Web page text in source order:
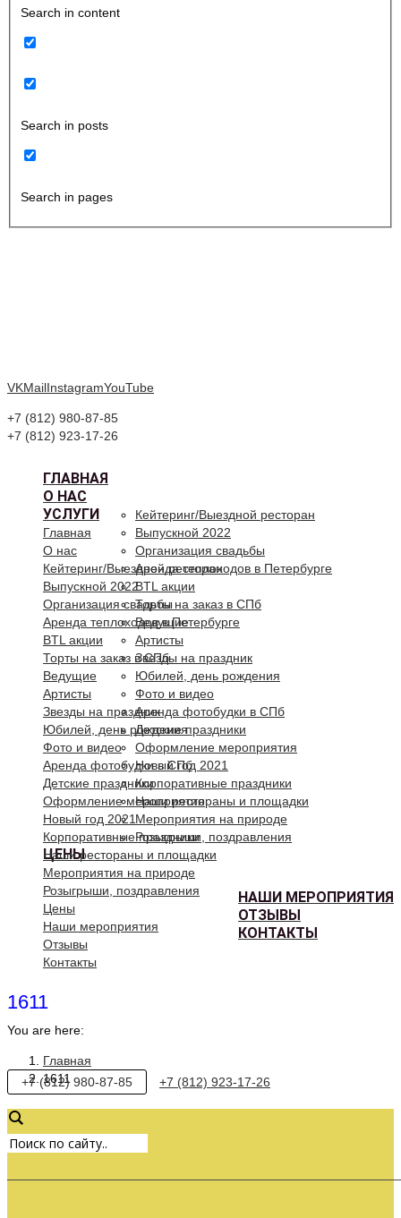
Search in content
Search in posts
Search in pages
VKMailInstagramYouTube
+7 (812) 980-87-85
+7 (812) 923-17-26
ГЛАВНАЯ
О НАС
УСЛУГИ
Кейтеринг/Выездной ресторан
Выпускной 2022
Организация свадьбы
Аренда теплоходов в Петербурге
BTL акции
Торты на заказ в СПб
Ведущие
Артисты
Звезды на праздник
Юбилей, день рождения
Фото и видео
Аренда фотобудки в СПб
Детские праздники
Оформление мероприятия
Новый год 2021
Корпоративные праздники
Наши рестораны и площадки
Мероприятия на природе
Розыгрыши, поздравления
ЦЕНЫ
НАШИ МЕРОПРИЯТИЯ
ОТЗЫВЫ
КОНТАКТЫ
Главная
О нас
Кейтеринг/Выездной ресторан
Выпускной 2022
Организация свадьбы
Аренда теплоходов в Петербурге
BTL акции
Торты на заказ в СПб
Ведущие
Артисты
Звезды на праздник
Юбилей, день рождения
Фото и видео
Аренда фотобудки в СПб
Детские праздники
Оформление мероприятия
Новый год 2021
Корпоративные праздники
Наши рестораны и площадки
Мероприятия на природе
Розыгрыши, поздравления
Цены
Наши мероприятия
Отзывы
Контакты
1611
You are here:
Главная
1611
+7 (812) 980-87-85 +7 (812) 923-17-26